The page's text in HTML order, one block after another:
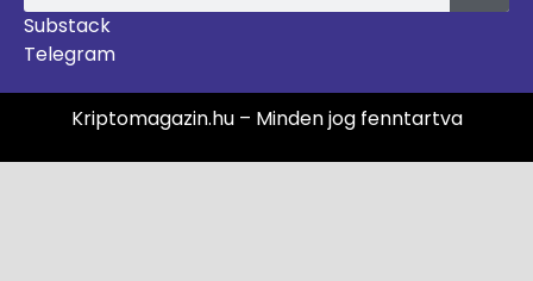
Substack
Telegram
Kriptomagazin.hu – Minden jog fenntartva